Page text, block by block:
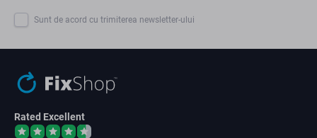
Sunt de acord cu trimiterea newsletter-ului
Rated Excellent